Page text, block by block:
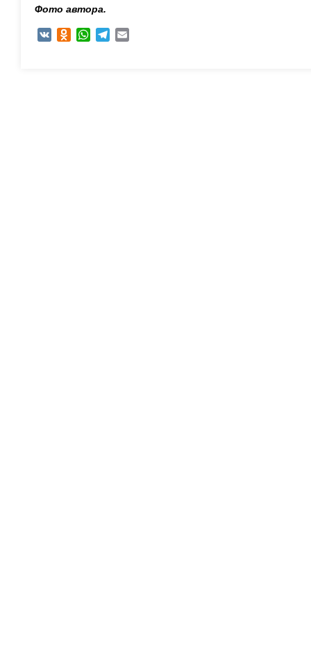
Фото автора.
VK Odnoklassniki
WhatsAppTelegram